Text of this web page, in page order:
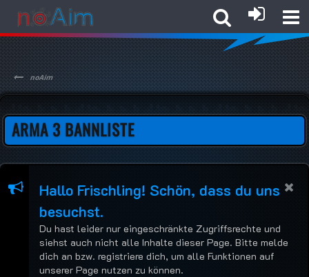
noAim
ARMA 3 BANNLISTE
Hallo Frischling! Schön, dass du uns
besuchst.
Du hast leider nur eingeschränkte Zugriffsrechte und
siehst auch nicht alle Inhalte dieser Page. Bitte melde
dich an bzw. registriere dich, um alle Funktionen auf
unserer Page nutzen zu können.